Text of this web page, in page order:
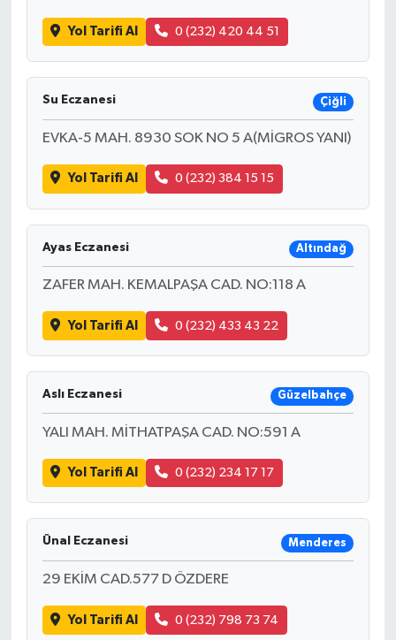
Yol Tarifi Al 0 (232) 420 44 51
Su Eczanesi Çiğli
EVKA-5 MAH. 8930 SOK NO 5 A(MİGROS YANI)
Yol Tarifi Al 0 (232) 384 15 15
Ayas Eczanesi Altındağ
ZAFER MAH. KEMALPAŞA CAD. NO:118 A
Yol Tarifi Al 0 (232) 433 43 22
Aslı Eczanesi Güzelbahçe
YALI MAH. MİTHATPAŞA CAD. NO:591 A
Yol Tarifi Al 0 (232) 234 17 17
Ünal Eczanesi Menderes
29 EKİM CAD.577 D ÖZDERE
Yol Tarifi Al 0 (232) 798 73 74